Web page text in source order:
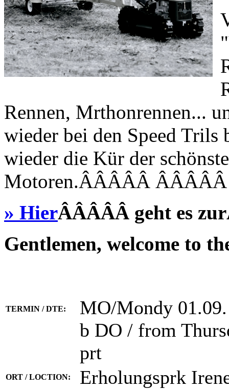
Rennen, Mrthonrennen...
wieder bei den Speed
wieder die Kür der
Motoren.ÂÂÂÂÂ
» HierÂÂÂÂÂ geht es
Gentlemen, welcome to
TERMIN / DTE:
MO/Mondy
b DO / from
prt
ORT / LOCTION: Erholungsprk